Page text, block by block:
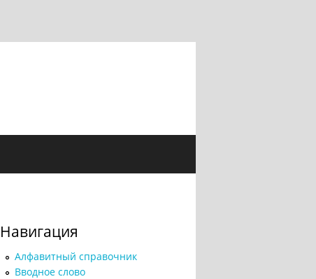
Навигация
Алфавитный справочник
Вводное слово